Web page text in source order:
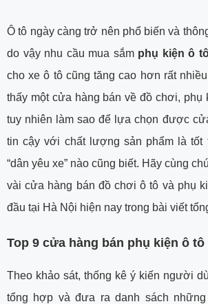
Ô tô ngày càng trở nên phổ biến và
do vậy nhu cầu mua sắmphụ kiện ô
cho xe ô tô cũng tăng cao hơn rất
thấy một cửa hàng bán về đồ chơi, phụ
tuy nhiên làm sao để lựa chọn được
tin cậy với chất lượng sản phẩm là tốt
“dân yêu xe” nào cũng biết. Hãy cùng
vài cửa hàng bán đồ chơi ô tô và phụ
đầu tại Hà Nội hiện nay trong bài viết
Top 9 cửa hàng bán phụ kiện ô
Theo khảo sát, thống kê ý kiến người
tổng hợp và đưa ra danh sách